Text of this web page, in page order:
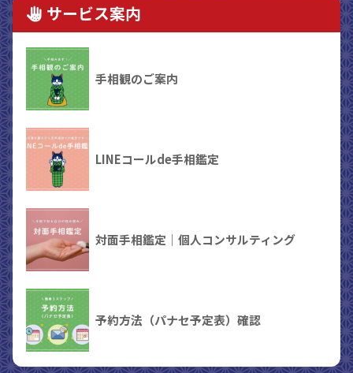
サービス案内
手相観のご案内
LINEコールde手相鑑定
対面手相鑑定｜個人コンサルティング
予約方法（パナセ予定表）確認